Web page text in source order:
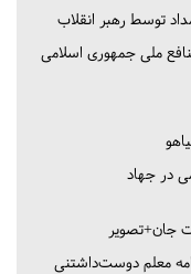
توسط رهبر انقلاب
ملی جمهوری اسلامی
در جهاد
جان+تصویر
معلم دوست‌داشتنی